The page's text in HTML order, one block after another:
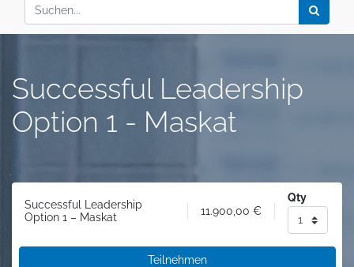
Successful Leadership
Option 1 - Maskat
Successful Leadership
Option 1 – Maskat
11.900,00 €
Qty
Teilnehmen